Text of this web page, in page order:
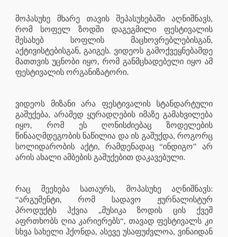
მოპასუხე მხარე თავის შეპასუხებაში აღნიშნავს,
რომ სოფელ ზოდში დაგეგმილი ფესტივალის
შესახებ სოფლის მაცხოვრებლებისგან,
აქტივისტებისგან, გაიგეს. ვიდეოს გამოქვეყნებამდე
მათთვის უცნობი იყო, რომ განმცხადებელი იყო ამ
ფესტივალის ორგანიზატორი.
ვიდეოს მიზანი არა ფესტივალის სტანდარტული
გაშუქება, არამედ ყურადღების იმაზე გამახვილება
იყო, რომ ეს ღონისძიებაც ზოდელების
წინააღმდეგობის ნაწილია და ის გაშუქდა, როგორც
სოლიდარობის აქტი, რამდენადაც “ინდიგო” არ
არის ახალი ამბების გაშუქებით დაკავებული.
რაც შეეხება სათაურს, მოპასუხე აღნიშნავს:
“არგუმენტი, რომ სადავო ჟურნალისტურ
პროდუქტს ჰქვია „მუსიკა ზოდის ცის ქვეშ
აფრთხობს ღია კარიერებს“, თავად ფესტივალს კი
სხვა სახელი ჰქონდა, ასევე უსაფუძვლოა, ვინაიდან